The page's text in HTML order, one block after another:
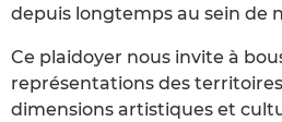
depuis longtemps au sein de
Ce plaidoyer nous invite à
représentations des
dimensions artistiques et